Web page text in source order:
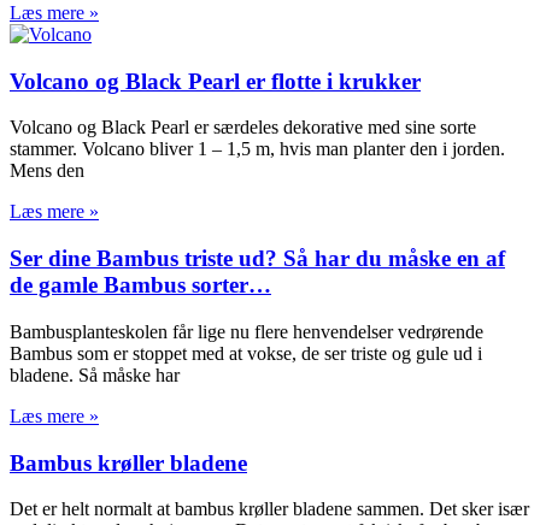
Læs mere »
Volcano og Black Pearl er flotte i krukker
Volcano og Black Pearl er særdeles dekorative med sine sorte
stammer. Volcano bliver 1 – 1,5 m, hvis man planter den i jorden.
Mens den
Læs mere »
Ser dine Bambus triste ud? Så har du måske en af
de gamle Bambus sorter…
Bambusplanteskolen får lige nu flere henvendelser vedrørende
Bambus som er stoppet med at vokse, de ser triste og gule ud i
bladene. Så måske har
Læs mere »
Bambus krøller bladene
Det er helt normalt at bambus krøller bladene sammen. Det sker især